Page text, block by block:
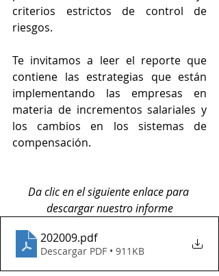
criterios estrictos de control de
riesgos.
Te invitamos a leer el reporte que
contiene las estrategias que están
implementando las empresas en
materia de incrementos salariales y
los cambios en los sistemas de
compensación.
Da clic en el siguiente enlace para
descargar nuestro informe
202009.pdf
Descargar PDF • 911KB